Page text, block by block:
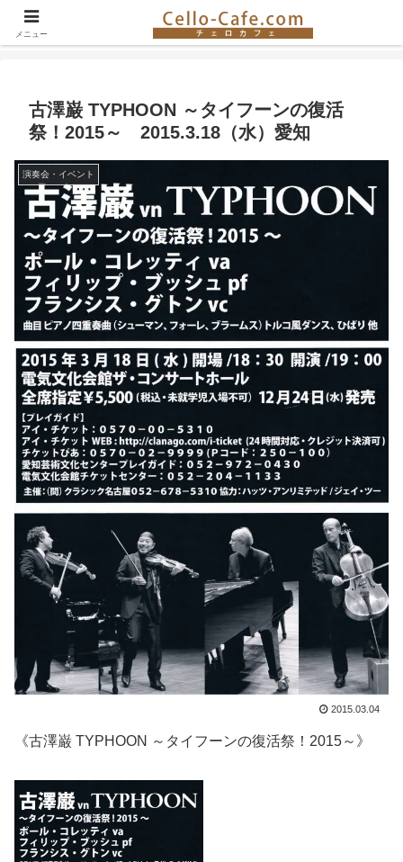
チェロ奏者やチェロ教室の紹介、イベント情報など。チェロの楽しさを伝える
サイト！
古澤巌 TYPHOON ～タイフーンの復活
祭！2015～ 2015.3.18（水）愛知
演奏会・イベント
2015.03.04
《古澤巌 TYPHOON ～タイフーンの復活祭！2015～》
メニュー